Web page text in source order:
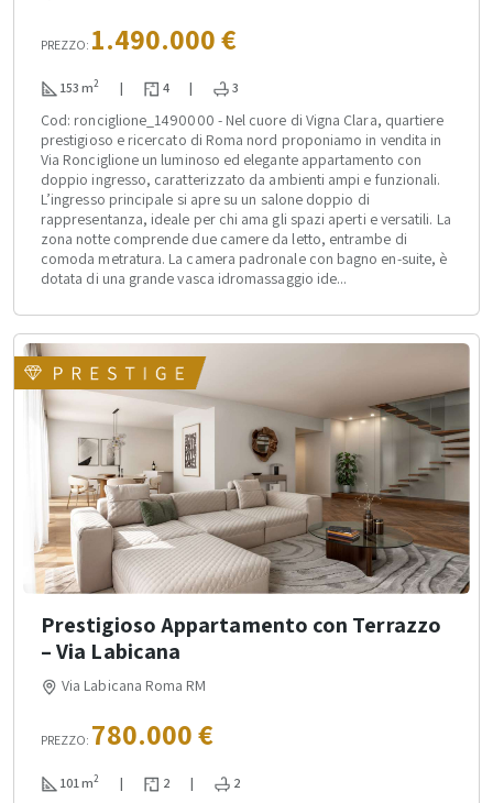
PREZZO: 1.490.000 €
153 m2 | 4 | 3
Cod: ronciglione_1490000 - Nel cuore di Vigna Clara, quartiere
prestigioso e ricercato di Roma nord proponiamo in vendita in
Via Ronciglione un luminoso ed elegante appartamento con
doppio ingresso, caratterizzato da ambienti ampi e funzionali.
L’ingresso principale si apre su un salone doppio di
rappresentanza, ideale per chi ama gli spazi aperti e versatili. La
zona notte comprende due camere da letto, entrambe di
comoda metratura. La camera padronale con bagno en-suite, è
dotata di una grande vasca idromassaggio ide...
Prestigioso Appartamento con Terrazzo
– Via Labicana
Via Labicana Roma RM
PREZZO: 780.000 €
101 m2 | 2 | 2